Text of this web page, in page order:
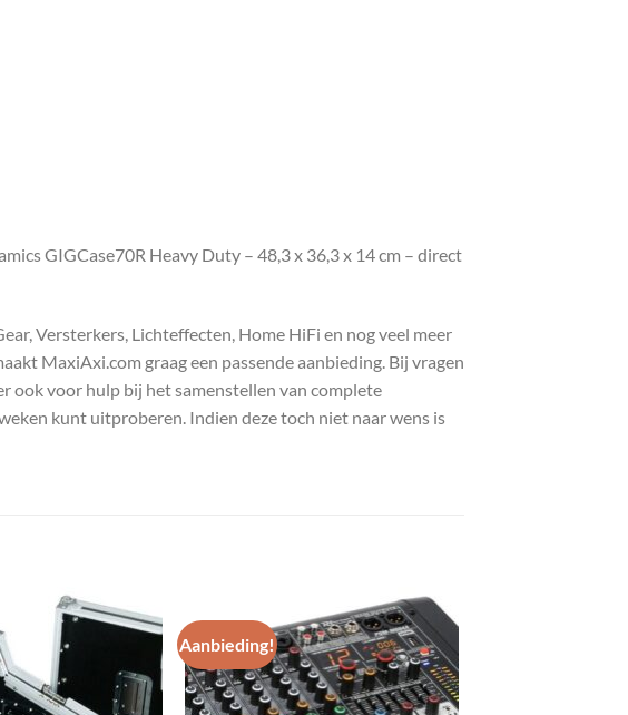
GIGCase70R Heavy Duty – 48,3 x 36,3 x 14 cm – direct
Versterkers, Lichteffecten, Home HiFi en nog veel meer
MaxiAxi.com graag een passende aanbieding. Bij vragen
ook voor hulp bij het samenstellen van complete
kunt uitproberen. Indien deze toch niet naar wens is
Toevoegen
aan
Aanbieding!
Toevoegen
aan